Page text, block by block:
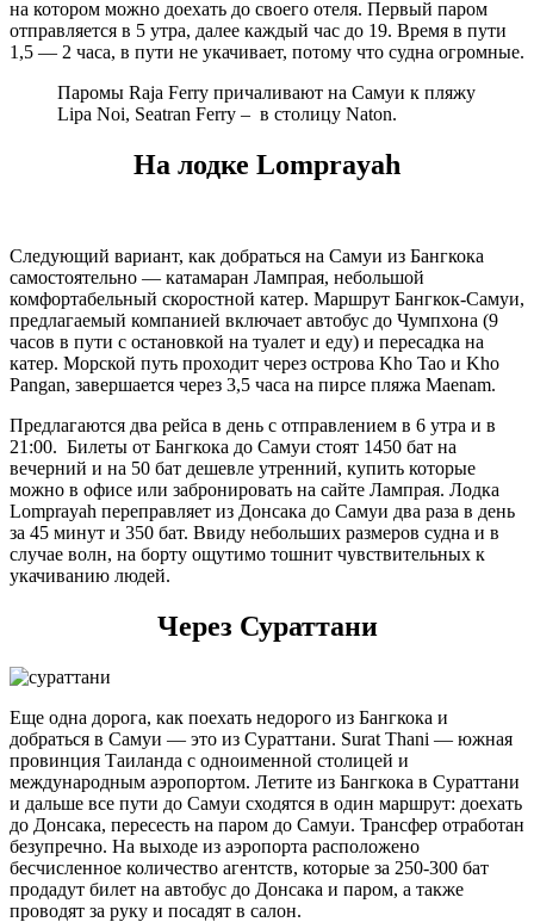
на котором можно доехать до своего отеля. Первый паром
отправляется в 5 утра, далее каждый час до 19. Время в пути
1,5 — 2 часа, в пути не укачивает, потому что судна огромные.
Паромы Raja Ferry причаливают на Самуи к пляжу
Lipa Noi, Seatran Ferry – в столицу Naton.
На лодке Lomprayah
Следующий вариант, как добраться на Самуи из Бангкока
самостоятельно — катамаран Лампрая, небольшой
комфортабельный скоростной катер. Маршрут Бангкок-Самуи,
предлагаемый компанией включает автобус до Чумпхона (9
часов в пути с остановкой на туалет и еду) и пересадка на
катер. Морской путь проходит через острова Kho Tao и Kho
Pangan, завершается через 3,5 часа на пирсе пляжа Maenam.
Предлагаются два рейса в день с отправлением в 6 утра и в
21:00. Билеты от Бангкока до Самуи стоят 1450 бат на
вечерний и на 50 бат дешевле утренний, купить которые
можно в офисе или забронировать на сайте Лампрая. Лодка
Lomprayah переправляет из Донсака до Самуи два раза в день
за 45 минут и 350 бат. Ввиду небольших размеров судна и в
случае волн, на борту ощутимо тошнит чувствительных к
укачиванию людей.
Через Сураттани
Еще одна дорога, как поехать недорого из Бангкока и
добраться в Самуи — это из Сураттани. Surat Thani — южная
провинция Таиланда с одноименной столицей и
международным аэропортом. Летите из Бангкока в Сураттани
и дальше все пути до Самуи сходятся в один маршрут: доехать
до Донсака, пересесть на паром до Самуи. Трансфер отработан
безупречно. На выходе из аэропорта расположено
бесчисленное количество агентств, которые за 250-300 бат
продадут билет на автобус до Донсака и паром, а также
проводят за руку и посадят в салон.